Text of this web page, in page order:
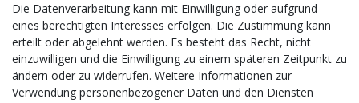
Die Datenverarbeitung kann mit Einwilligung oder aufgrund
eines berechtigten Interesses erfolgen. Die Zustimmung kann
erteilt oder abgelehnt werden. Es besteht das Recht, nicht
einzuwilligen und die Einwilligung zu einem späteren Zeitpunkt zu
ändern oder zu widerrufen. Weitere Informationen zur
Verwendung personenbezogener Daten und den Diensten